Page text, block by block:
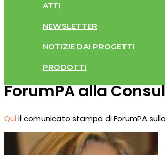
ATTI
NEWSLETTER
NOTIZIE DAI PROGETTI
PRODOTTI
ForumPA alla
Qui il comunicato stampa di ForumPA